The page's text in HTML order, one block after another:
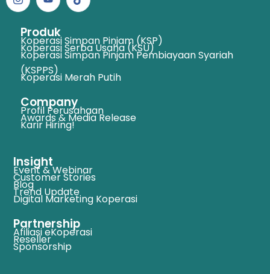
Produk
Koperasi Simpan Pinjam (KSP)
Koperasi Serba Usaha (KSU)
Koperasi Simpan Pinjam Pembiayaan Syariah
(KSPPS)
Koperasi Merah Putih
Company
Profil Perusahaan
Awards & Media Release
Karir Hiring!
Insight
Event & Webinar
Customer Stories
Blog
Trend Update
Digital Marketing Koperasi
Partnership
Afiliasi eKoperasi
Reseller
Sponsorship